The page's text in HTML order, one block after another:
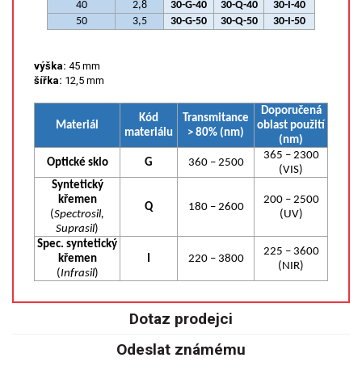
SPEKTROFOTOMETRY
PŘÍPRAVA VZORKŮ
OTEVŘENÝ ROZKLAD
MIKROVLNNÝ ROZKLAD
TLAKOVÉ AUTOKLÁVY
REAKČNÍ AUTOKLÁVY
TAVENÍ
SPEX MLETÍ
40
2,8 30-G-40 30-Q-40
30-I-40
50
3,5 30-G-50 30-Q-50 30-I-50
výška: 45 mm
šířka: 12,5 mm
Materiál
Kód
materiálu
Transmitance
> 80% (nm)
Doporučená
oblast použití
(nm)
Optické sklo
G 360 – 2500
365 – 2300
(VIS)
Syntetický
křemen
(Spectrosil,
Suprasil)
Q 180 – 2600
200 – 2500
(UV)
Spec. syntetický
křemen
( Infrasil)
220 – 3800
225 – 3600
(NIR)
Dotaz prodejci
Odeslat známému